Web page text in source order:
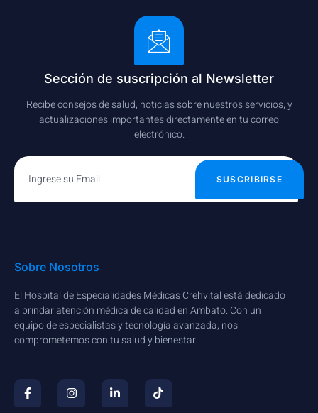
Sección de suscripción al Newsletter
Recibe consejos de salud, noticias sobre nuestros servicios, y
actualizaciones importantes directamente en tu correo
electrónico.
SUSCRIBIRSE
Sobre Nosotros
El Hospital de Especialidades Médicas Crehvital está dedicado
a brindar atención médica de calidad en Ambato. Con un
equipo de especialistas y tecnología avanzada, nos
comprometemos con tu salud y bienestar.